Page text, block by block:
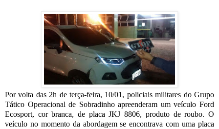
Por volta das 2h de terça-feira, 10/01, policiais militares do Grupo
Tático Operacional de Sobradinho apreenderam um veículo Ford
Ecosport, cor branca, de placa JKJ 8806, produto de roubo. O
veículo no momento da abordagem se encontrava com uma placa